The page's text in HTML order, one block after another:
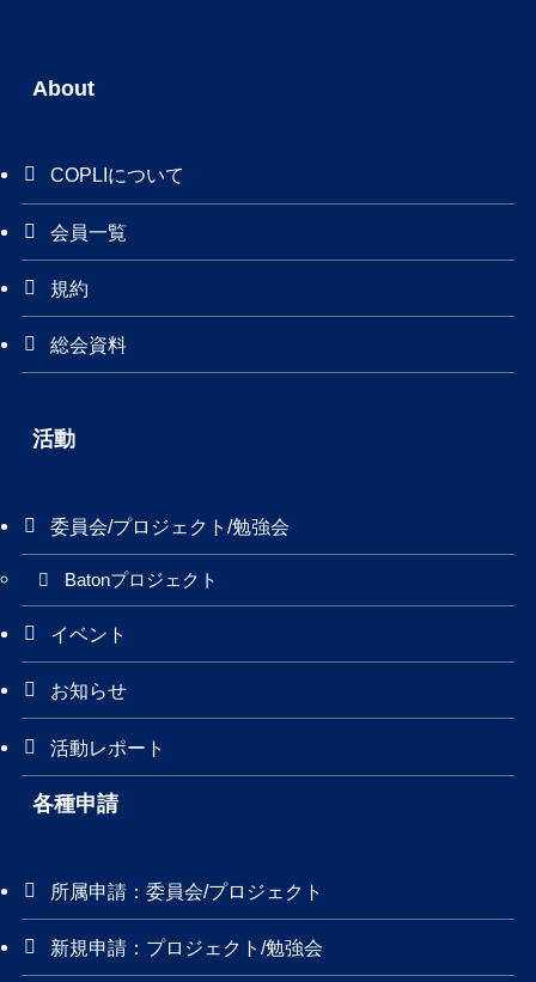
About
COPLIについて
会員一覧
規約
総会資料
活動
委員会/プロジェクト/勉強会
Batonプロジェクト
イベント
お知らせ
活動レポート
各種申請
所属申請：委員会/プロジェクト
新規申請：プロジェクト/勉強会